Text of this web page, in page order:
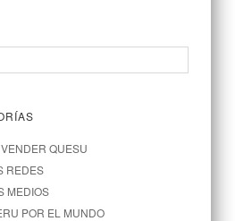
QUESU
REDES
MEDIOS
POR EL MUNDO